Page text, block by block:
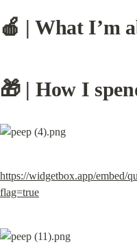
🍎 | What I’m
🎁 | How I
https://widgetbox.app/embed/
flag=true